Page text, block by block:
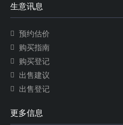
生意讯息
预约估价
购买指南
购买登记
出售建议
出售登记
更多信息